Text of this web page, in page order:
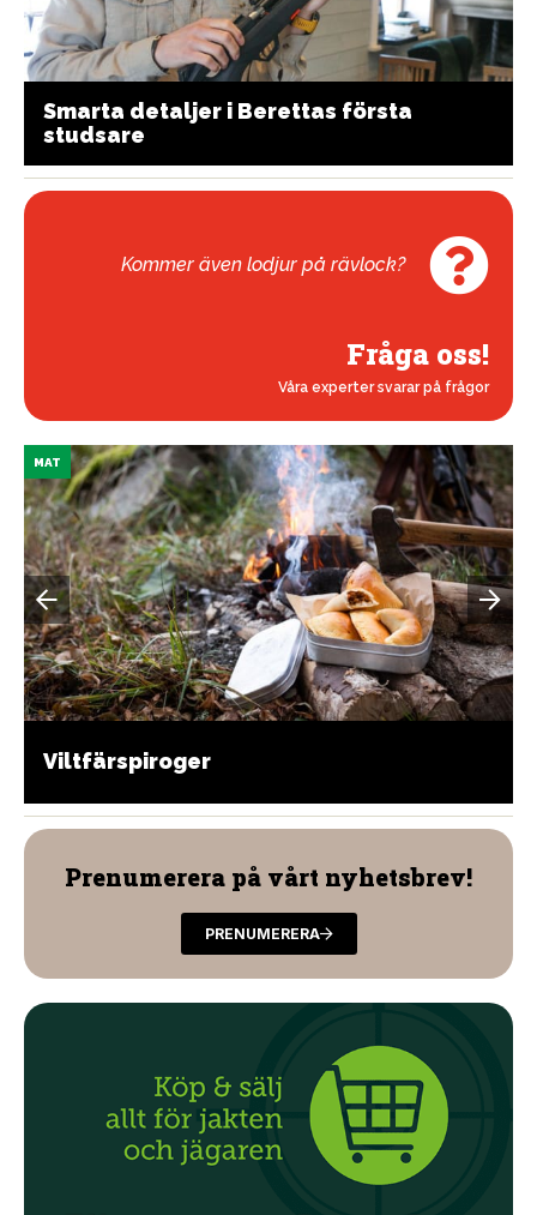
Smarta detaljer i Berettas första
studsare
Kommer även lodjur på rävlock?
Fråga oss!
Våra experter svarar på frågor
MAT
Viltfärspiroger
Prenumerera på vårt nyhetsbrev!
PRENUMERERA